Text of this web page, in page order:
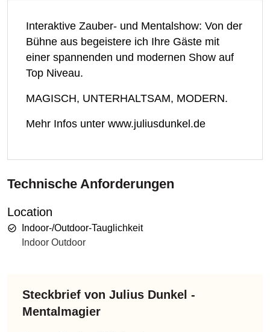
Interaktive Zauber- und Mentalshow: Von der
Bühne aus begeistere ich Ihre Gäste mit
einer spannenden und modernen Show auf
Top Niveau.
MAGISCH, UNTERHALTSAM, MODERN.
Mehr Infos unter www.juliusdunkel.de
Technische Anforderungen
Location
Indoor-/Outdoor-Tauglichkeit
Indoor Outdoor
Steckbrief von Julius Dunkel -
Mentalmagier